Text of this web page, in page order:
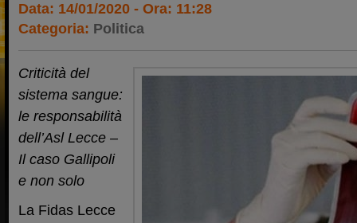
Data: 14/01/2020 - Ora: 11:28
Categoria: Politica
Criticità del
sistema sangue:
le responsabilità
dell’Asl Lecce –
Il caso Gallipoli
e non solo
La Fidas Lecce